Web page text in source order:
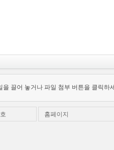
을 끌어 놓거나 파일 첨부 버튼을 클릭하
홈페이지